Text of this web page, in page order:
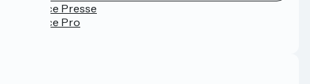
Espace Presse
Espace Pro